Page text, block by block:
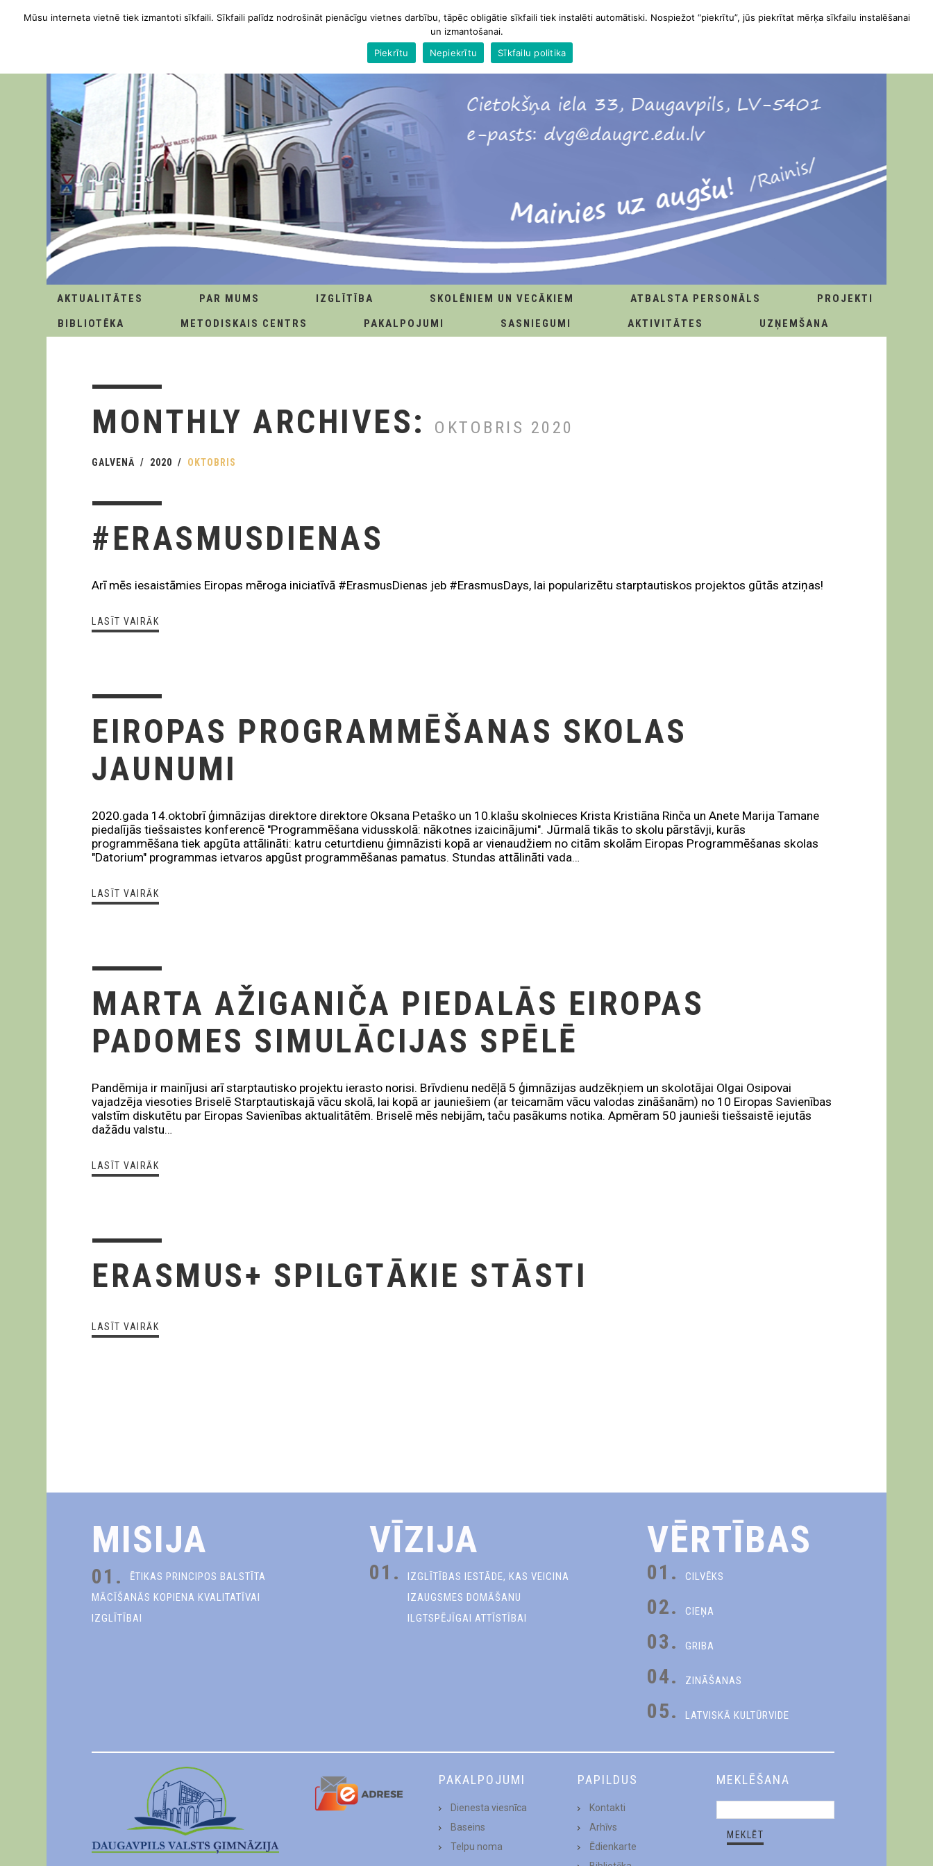
AKTUALITĀTES PAR MUMS IZGLĪTĪBA SKOLĒNIEM UN VECĀKIEM ATBALSTA PERSONĀLS
PROJEKTI
BIBLIOTĒKA
METODISKAIS CENTRS PAKALPOJUMI SASNIEGUMI AKTIVITĀTES UZŅEMŠANA
MONTHLY ARCHIVES: OKTOBRIS 2020
GALVENĀ 2020 OKTOBRIS
#ERASMUSDIENAS
Arī mēs iesaistāmies Eiropas mēroga iniciatīvā #ErasmusDienas jeb #ErasmusDays, lai popularizētu starptautiskos projektos gūtās atziņas!
LASĪT VAIRĀK
EIROPAS PROGRAMMĒŠANAS SKOLAS
JAUNUMI
2020.gada 14.oktobrī ģimnāzijas direktore direktore Oksana Petaško un 10.klašu skolnieces Krista Kristiāna Rinča un Anete Marija Tamane
piedalījās tiešsaistes konferencē "Programmēšana vidusskolā: nākotnes izaicinājumi". Jūrmalā tikās to skolu pārstāvji, kurās
programmēšana tiek apgūta attālināti: katru ceturtdienu ģimnāzisti kopā ar vienaudžiem no citām skolām Eiropas Programmēšanas skolas
"Datorium" programmas ietvaros apgūst programmēšanas pamatus. Stundas attālināti vada…
LASĪT VAIRĀK
MARTA AŽIGANIČA PIEDALĀS EIROPAS
PADOMES SIMULĀCIJAS SPĒLĒ
Pandēmija ir mainījusi arī starptautisko projektu ierasto norisi. Brīvdienu nedēļā 5 ģimnāzijas audzēkņiem un skolotājai Olgai Osipovai
vajadzēja viesoties Briselē Starptautiskajā vācu skolā, lai kopā ar jauniešiem (ar teicamām vācu valodas zināšanām) no 10 Eiropas Savienības
valstīm diskutētu par Eiropas Savienības aktualitātēm. Briselē mēs nebijām, taču pasākums notika. Apmēram 50 jaunieši tiešsaistē iejutās
dažādu valstu…
LASĪT VAIRĀK
ERASMUS+ SPILGTĀKIE STĀSTI
LASĪT VAIRĀK
MISIJA
01.
ĒTIKAS PRINCIPOS BALSTĪTA
MĀCĪŠANĀS KOPIENA KVALITATĪVAI
IZGLĪTĪBAI
VĪZIJA
01.
IZGLĪTĪBAS IESTĀDE, KAS VEICINA
IZAUGSMES DOMĀŠANU
ILGTSPĒJĪGAI ATTĪSTĪBAI
VĒRTĪBAS
01. CILVĒKS
02. CIEŅA
03. GRIBA
04. ZINĀŠANAS
05. LATVISKĀ KULTŪRVIDE
PAKALPOJUMI
Dienesta viesnīca
Baseins
Telpu noma
PAPILDUS
Kontakti
Arhīvs
Ēdienkarte
MEKLĒŠANA
Mūsu interneta vietnē tiek izmantoti sīkfaili. Sīkfaili palīdz nodrošināt pienācīgu vietnes darbību, tāpēc obligātie sīkfaili tiek instalēti automātiski. Nospiežot “piekrītu”, jūs piekrītat mērķa sīkfailu instalēšanai
un izmantošanai.
Piekrītu
Nepiekrītu Sīkfailu politika